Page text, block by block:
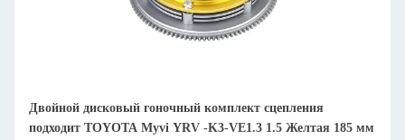
Двойной дисковый гоночный комплект сцепления
подходит TOYOTA Myvi YRV -K3-VE1.3 1.5 Желтая 185 мм